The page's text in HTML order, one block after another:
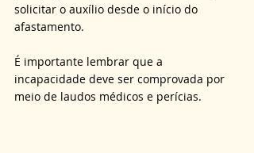
solicitar o auxílio desde o início do
afastamento.
É importante lembrar que a
incapacidade deve ser comprovada por
meio de laudos médicos e perícias.